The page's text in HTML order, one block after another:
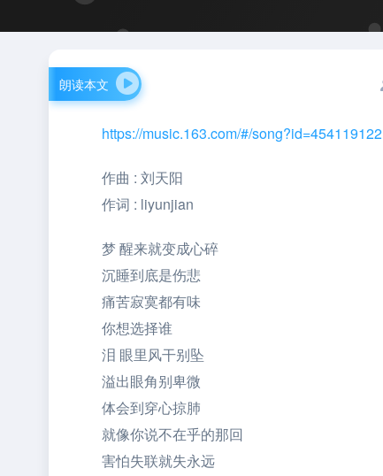
朗读本文
https://music.163.com/#/song?id=454119122
作曲 : 刘天阳
作词 : liyunjian
梦 醒来就变成心碎
沉睡到底是伤悲
痛苦寂寞都有味
你想选择谁
泪 眼里风干别坠
溢出眼角别卑微
体会到穿心掠肺
就像你说不在乎的那回
害怕失联就失永远